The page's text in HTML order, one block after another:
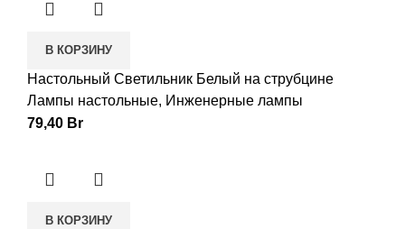
В КОРЗИНУ
Настольный Светильник Белый на струбцине
Лампы настольные, Инженерные лампы
79,40 Br
В КОРЗИНУ